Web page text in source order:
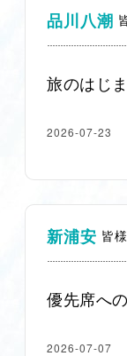
品川八潮
旅のはじ
2026-07-23
新浦安 皆
優先席へ
2026-07-07